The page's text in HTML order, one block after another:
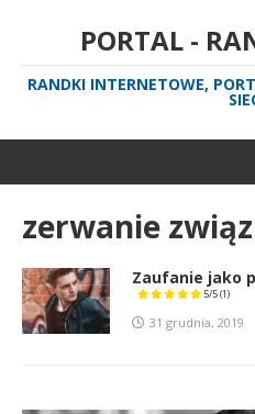
PORTAL -
RANDKI INTERNETOWE,
zerwanie
Zaufanie jako
5/5(1)
31 grudnia, 2019